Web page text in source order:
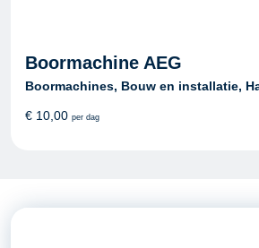
Boormachine AEG
Boormachines, Bouw en installatie,
€ 10,00 per dag